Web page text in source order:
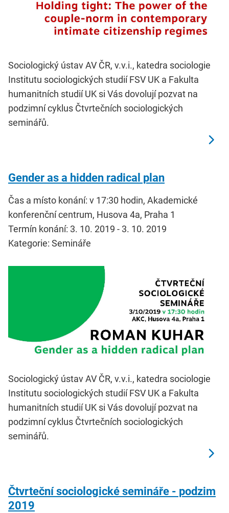
Sociologický ústav AV ČR, v.v.i., katedra sociologie
Institutu sociologických studií FSV UK a Fakulta
humanitních studií UK si Vás dovolují pozvat na
podzimní cyklus Čtvrtečních sociologických
seminářů.
Gender as a hidden radical plan
Čas a místo konání: v 17:30 hodin, Akademické
konferenční centrum, Husova 4a, Praha 1
Termín konání: 3. 10. 2019 - 3. 10. 2019
Kategorie: Semináře
Sociologický ústav AV ČR, v.v.i., katedra sociologie
Institutu sociologických studií FSV UK a Fakulta
humanitních studií UK si Vás dovolují pozvat na
podzimní cyklus Čtvrtečních sociologických
seminářů.
Čtvrteční sociologické semináře - podzim
2019